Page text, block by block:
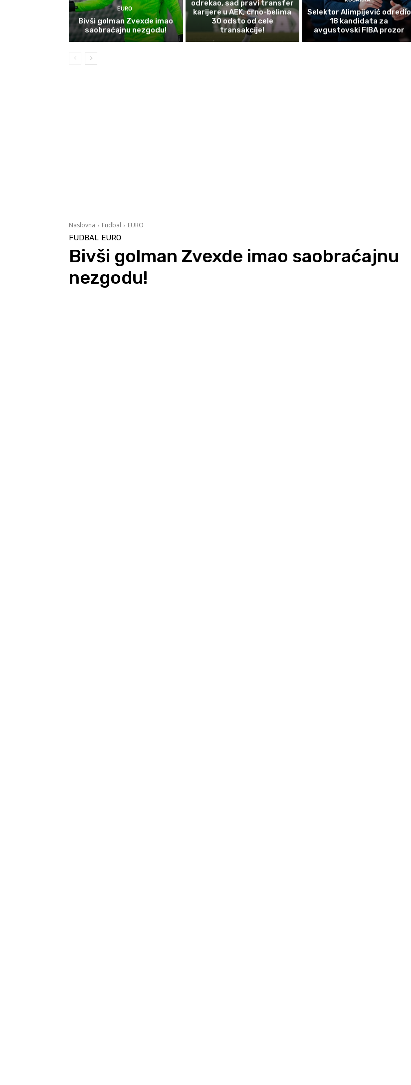
EURO
Bivši golman Zvexde imao
saobraćajnu nezgodu!
odrekao, sad pravi transfer
karijere u AEK, crno-belima
30 odsto od cele
transakcije!
Selektor Alimpijević odredio
18 kandidata za
avgustovski FIBA prozor